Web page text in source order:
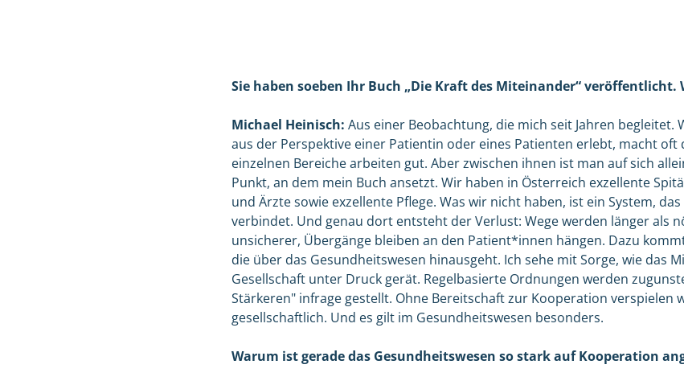
Sie haben soeben Ihr Buch „Die Kraft des Miteinander“ veröffentlicht.
Michael Heinisch: Aus einer Beobachtung, die mich seit Jahren begleitet.
aus der Perspektive einer Patientin oder eines Patienten erlebt, macht oft
einzelnen Bereiche arbeiten gut. Aber zwischen ihnen ist man auf sich
Punkt, an dem mein Buch ansetzt. Wir haben in Österreich exzellente
und Ärzte sowie exzellente Pflege. Was wir nicht haben, ist ein System,
verbindet. Und genau dort entsteht der Verlust: Wege werden länger als
unsicherer, Übergänge bleiben an den Patient*innen hängen. Dazu
die über das Gesundheitswesen hinausgeht. Ich sehe mit Sorge, wie das
Gesellschaft unter Druck gerät. Regelbasierte Ordnungen werden
Stärkeren" infrage gestellt. Ohne Bereitschaft zur Kooperation verspielen
gesellschaftlich. Und es gilt im Gesundheitswesen besonders.
Warum ist gerade das Gesundheitswesen so stark auf Kooperation